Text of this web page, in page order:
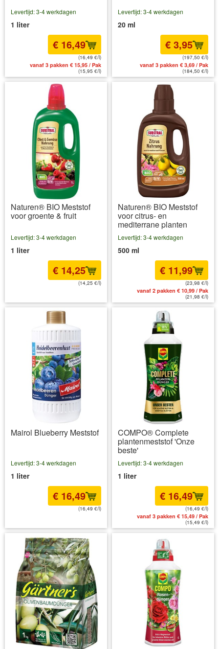
Levertijd: 3-4 werkdagen
1 liter
€ 16,49
(16,49 €/l)
vanaf 3 pakken € 15,95 / Pak
(15,95 €/l)
Levertijd: 3-4 werkdagen
20 ml
€ 3,95
(197,50 €/l)
vanaf 3 pakken € 3,69 / Pak
(184,50 €/l)
Naturen® BIO Meststof
voor groente & fruit
Levertijd: 3-4 werkdagen
1 liter
€ 14,25
(14,25 €/l)
Naturen® BIO Meststof
voor citrus- en
mediterrane planten
Levertijd: 3-4 werkdagen
500 ml
€ 11,99
(23,98 €/l)
vanaf 2 pakken € 10,99 / Pak
(21,98 €/l)
Mairol Blueberry Meststof
Levertijd: 3-4 werkdagen
1 liter
€ 16,49
(16,49 €/l)
COMPO® Complete
plantenmeststof 'Onze
beste'
Levertijd: 3-4 werkdagen
1 liter
€ 16,49
(16,49 €/l)
vanaf 3 pakken € 15,49 / Pak
(15,49 €/l)